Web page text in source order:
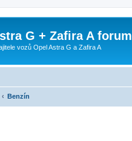
G + Zafira A forum
vozů Opel Astra G a Zafira A
Benzín